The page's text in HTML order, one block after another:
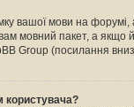
вашої мови на
мовний пакет, а
Group (посилання
користувача?